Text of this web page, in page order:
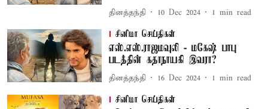
தினத்தந்தி 10 Dec 2024 1 min read
சினிமா செய்திகள்
எஸ்.எஸ்.ராஜமவுலி - மகேஷ் பாபு
படத்தின் கதாநாயகி இவரா?
தினத்தந்தி 16 Dec 2024 1 min read
சினிமா செய்திகள்